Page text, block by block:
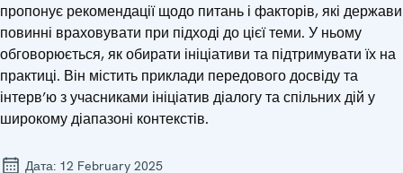
пропонує рекомендації щодо питань і факторів, які держави
повинні враховувати при підході до цієї теми. У ньому
обговорюється, як обирати ініціативи та підтримувати їх на
практиці. Він містить приклади передового досвіду та
інтерв’ю з учасниками ініціатив діалогу та спільних дій у
широкому діапазоні контекстів.
Дата: 12 February 2025